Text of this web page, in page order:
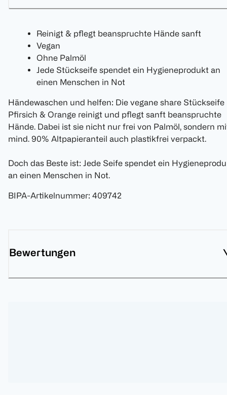
Reinigt & pflegt beanspruchte Hände sanft
Vegan
Ohne Palmöl
Jede Stückseife spendet ein Hygieneprodukt an
einen Menschen in Not
Händewaschen und helfen: Die vegane share Stückseife
Pfirsich & Orange reinigt und pflegt sanft beanspruchte
Hände. Dabei ist sie nicht nur frei von Palmöl, sondern
mind. 90% Altpapieranteil auch plastikfrei verpackt.
Doch das Beste ist: Jede Seife spendet ein
an einen Menschen in Not.
BIPA-Artikelnummer: 409742
Bewertungen